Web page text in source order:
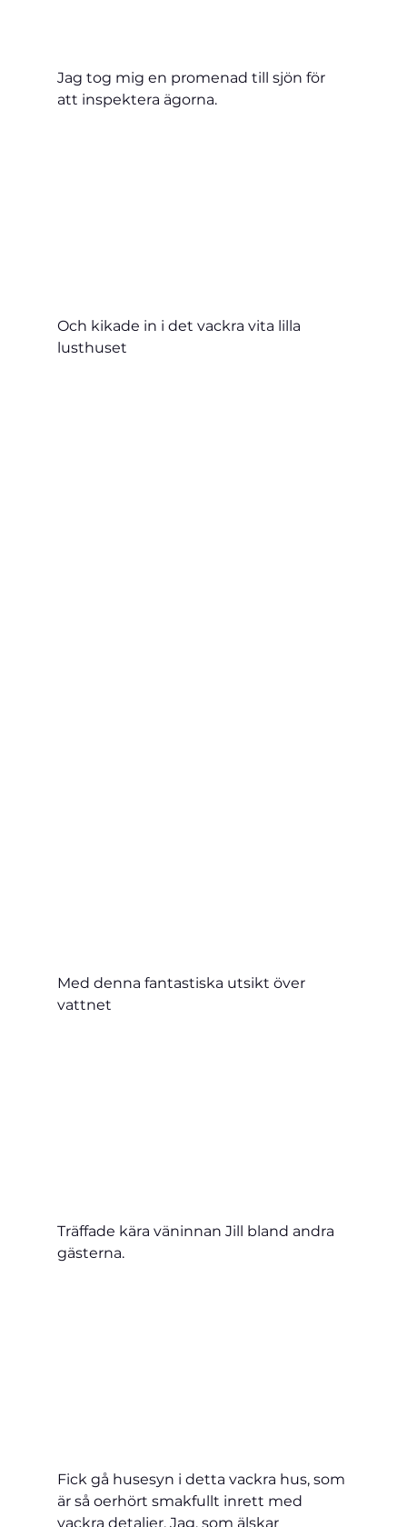
Jag tog mig en promenad till sjön för
att inspektera ägorna.
Och kikade in i det vackra vita lilla
lusthuset
Med denna fantastiska utsikt över
vattnet
Träffade kära väninnan Jill bland andra
gästerna.
Fick gå husesyn i detta vackra hus, som
är så oerhört smakfullt inrett med
vackra detaljer. Jag, som älskar